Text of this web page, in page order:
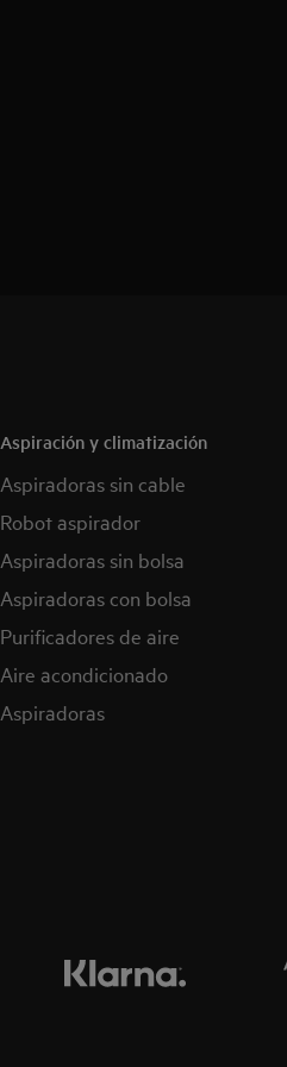
Aspiración y climatización
Aspiradoras sin cable
Robot aspirador
Aspiradoras sin bolsa
Aspiradoras con bolsa
Purificadores de aire
Aire acondicionado
Aspiradoras